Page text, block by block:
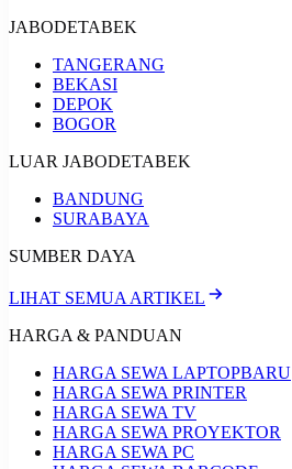
JABODETABEK
TANGERANG
BEKASI
DEPOK
BOGOR
LUAR JABODETABEK
BANDUNG
SURABAYA
SUMBER DAYA
LIHAT SEMUA ARTIKEL
HARGA & PANDUAN
HARGA SEWA LAPTOPBARU
HARGA SEWA PRINTER
HARGA SEWA TV
HARGA SEWA PROYEKTOR
HARGA SEWA PC